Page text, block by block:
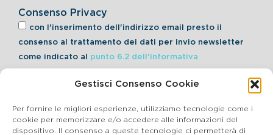
Gestisci Consenso Cookie
Per fornire le migliori esperienze, utilizziamo tecnologie come i
cookie per memorizzare e/o accedere alle informazioni del
dispositivo. Il consenso a queste tecnologie ci permetterà di
Consenso Privacy
con l'inserimento dell'indirizzo email presto il
consenso al trattamento dei dati per invio newsletter
come indicato al punto 6.2 dell'informativa
Iscriviti alla Newsletter